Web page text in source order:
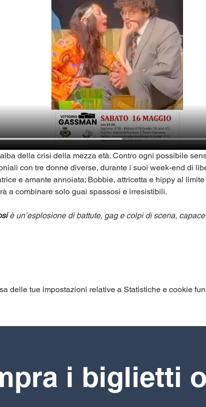
della crisi della mezza età. Contro ogni possibile
con tre donne diverse, durante i suoi week-end di
e amante annoiata; Bobbie, attricetta e hippy al
a combinare solo guai spassosi e irresistibili.
è un’esplosione di battute, gag e colpi di scena,
delle tue impostazioni relative a Statistiche e cookie
i biglietti